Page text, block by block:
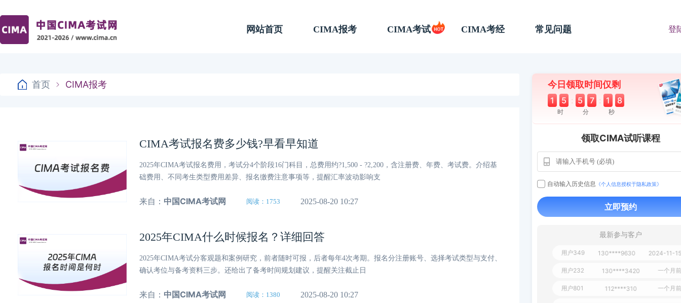
网站首页 CIMA报考 CIMA考试 CIMA考经 常见问题 登
首页 CIMA报考
CIMA考试报名费多少钱?早看早知道
2025年CIMA考试报名费用，考试分4个阶段16门科目，总费用约?1,500 - ?2,200，含注册费、年费、考试费。介绍基
础费用、不同考生类型费用差异、报名缴费注意事项等，提醒汇率波动影响支
来自： 中国CIMA考试网 阅读：1753 2025-08-20 10:27
2025年CIMA什么时候报名？详细回答
2025年CIMA考试分客观题和案例研究，前者随时可报，后者每年4次考期。报名分注册账号、选择考试类型与支付、
确认考位与备考资料三步。还给出了备考时间规划建议，提醒关注截止日
来自： 中国CIMA考试网 阅读：1380 2025-08-20 10:27
今日领取时间仅剩
1 5 : 5 7 : 1 7
时 分 秒
领取CIMA试听课程
自动输入历史信息 《个人信息授权于隐私政策》
立即预约
最新参与客户
用户163 112****290 1天
130****8017
127****21
用户349
用户232 一个月
用户801 一个月